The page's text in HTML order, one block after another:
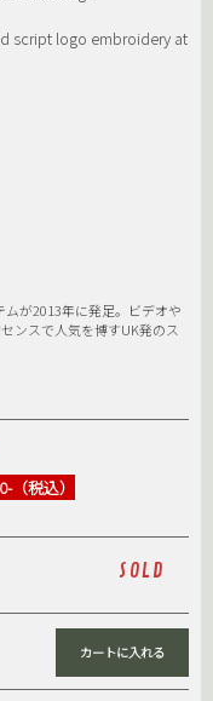
script logo embroidery at
が2013年に発足。ビデオや
ンスで人気を博すUK発のス
（税込）
SOLD